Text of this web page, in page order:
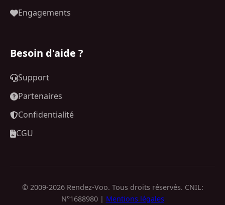
Engagements
Besoin d'aide ?
Support
Partenaires
Confidentialité
CGU
© 2009-2026 Rendez-Voo. Tous droits réservés. CNIL:
N°1688980 | Mentions légales